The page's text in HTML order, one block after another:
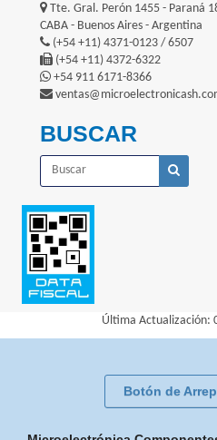
Tte. Gral. Perón 1455 - Paraná
CABA - Buenos Aires - Argentina
(+54 +11) 4371-0123 / 6507
(+54 +11) 4372-6322
+54 911 6171-8366
BUSCAR
Última Actualización:
Botón de